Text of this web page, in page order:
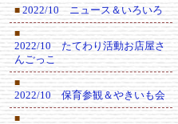
■ 2022/10 ニュース＆いろいろ
■
2022/10 たてわり活動お店屋さ
んごっこ
■
2022/10 保育参観＆やきいも会
■